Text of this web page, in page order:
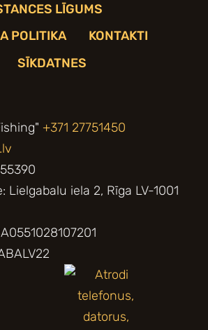
LĪGUMS
POLITIKA
KONTAKTI
SĪKDATNES
+371 27751450
Lielgabalu iela 2, Rīga LV-1001